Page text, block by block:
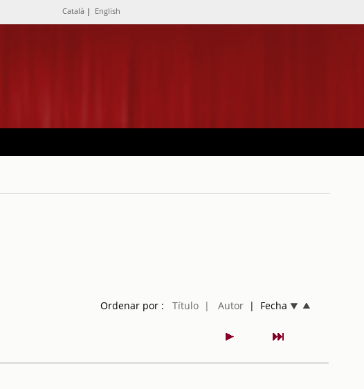
Català | English
Ordenar por : Título | Autor| Fecha